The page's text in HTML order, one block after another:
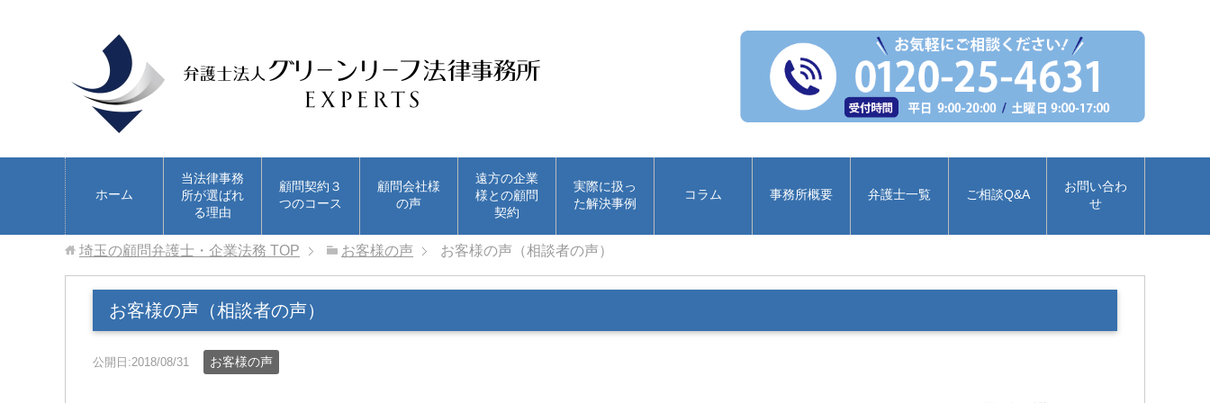
ホーム
当法律事務
所が選ばれ
る理由
顧問契約３
つのコース
顧問会社様
の声
遠方の企業
様との顧問
契約
実際に扱っ
た解決事例
コラム 事務所概要 弁護士一覧 ご相談Q&A
お問い合わ
せ
埼玉の顧問弁護士・企業法務 TOP お客様の声 お客様の声（相談者の声）
お客様の声（相談者の声）
公開日:2018/08/31 お客様の声